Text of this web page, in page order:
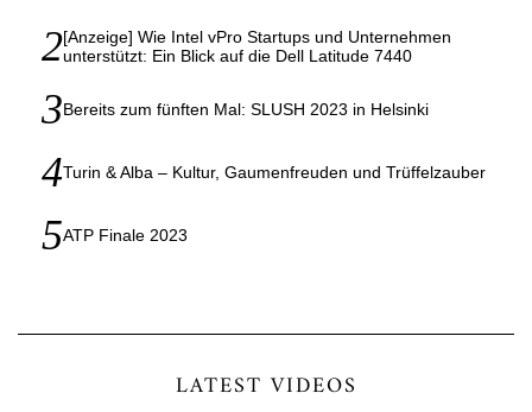
[Anzeige] Wie Intel vPro Startups und Unternehmen
unterstützt: Ein Blick auf die Dell Latitude 7440
Bereits zum fünften Mal: SLUSH 2023 in Helsinki
Turin & Alba – Kultur, Gaumenfreuden und Trüffelzauber
ATP Finale 2023
LATEST VIDEOS